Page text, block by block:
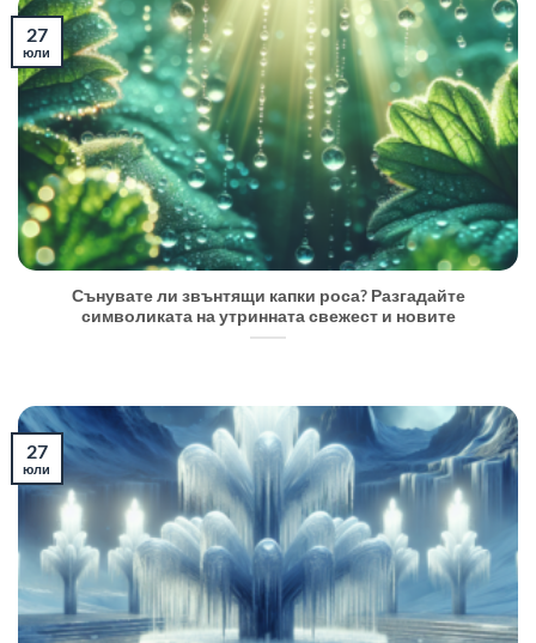
Сънувате ли звънтящи капки роса? Разгадайте
символиката на утринната свежест и новите
27
юли
27
юли